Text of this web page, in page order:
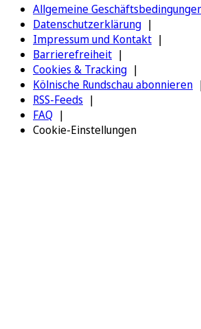
Allgemeine
Datenschutzerklärung
Impressum und Kontakt
Barrierefreiheit
Cookies & Tracking
Kölnische Rundschau abonnieren
RSS-Feeds
FAQ
Cookie-Einstellungen